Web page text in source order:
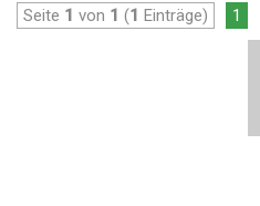
Seite 1 von 1 (1 Einträge) 1